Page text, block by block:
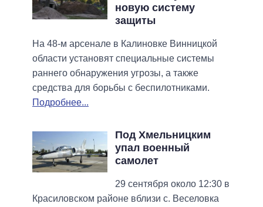
новую систему
защиты
На 48-м арсенале в Калиновке Винницкой
области установят специальные системы
раннего обнаружения угрозы, а также
средства для борьбы с беспилотниками.
Подробнее...
Под Хмельницким
упал военный
самолет
29 сентября около 12:30 в
Красиловском районе вблизи с. Веселовка